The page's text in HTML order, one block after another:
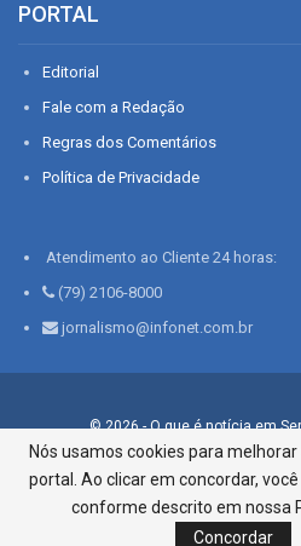
PORTAL
Editorial
Fale com a Redação
Regras dos Comentários
Política de Privacidade
Atendimento ao Cliente 24 horas:
(79) 2106-8000
jornalismo@infonet.com.br
© 2026 - O que é notícia em
Infonet - Rua Monsenhor
Aracaju-SE, CEP 49015-030, Fone:
Informações
Nós usamos cookies para
portal. Ao clicar em concordar,
conforme descrito em nossa
Concordar